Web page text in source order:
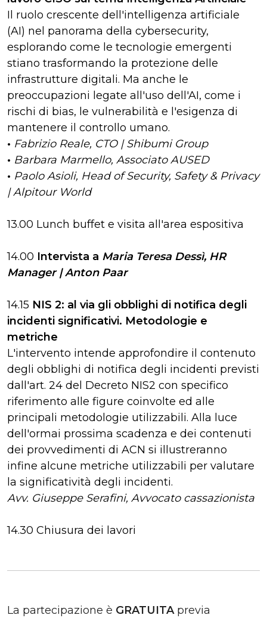
Il ruolo crescente dell'intelligenza artificiale
(AI) nel panorama della cybersecurity,
esplorando come le tecnologie emergenti
stiano trasformando la protezione delle
infrastrutture digitali. Ma anche le
preoccupazioni legate all'uso dell'AI, come i
rischi di bias, le vulnerabilità e l'esigenza di
mantenere il controllo umano.
• Fabrizio Reale, CTO | Shibumi Group
• Barbara Marmello, Associato AUSED
• Paolo Asioli, Head of Security, Safety & Privacy
| Alpitour World
13.00 Lunch buffet e visita all'area espositiva
14.00 Intervista a Maria Teresa Dessì, HR
Manager | Anton Paar
14.15 NIS 2: al via gli obblighi di notifica degli
incidenti significativi. Metodologie e
metriche
L'intervento intende approfondire il contenuto
degli obblighi di notifica degli incidenti previsti
dall'art. 24 del Decreto NIS2 con specifico
riferimento alle figure coinvolte ed alle
principali metodologie utilizzabili. Alla luce
dell'ormai prossima scadenza e dei contenuti
dei provvedimenti di ACN si illustreranno
infine alcune metriche utilizzabili per valutare
la significatività degli incidenti.
Avv. Giuseppe Serafini, Avvocato cassazionista
14.30 Chiusura dei lavori
La partecipazione è GRATUITA previa